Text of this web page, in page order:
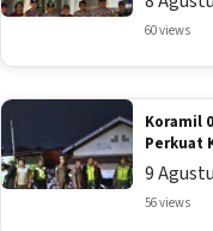
60 views
Koramil
Perkuat
9
56 views